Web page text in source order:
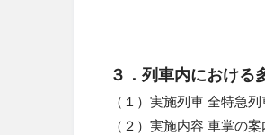
３．列車内における
（１）実施列車 全特急
（２）実施内容 車掌の